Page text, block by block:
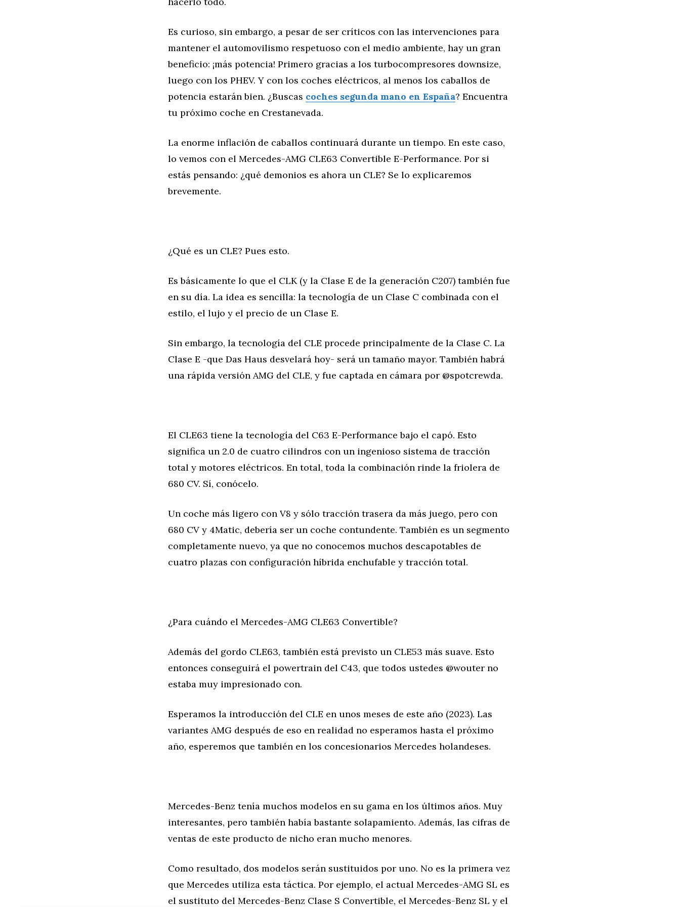
Es curioso, sin embargo, a pesar de ser críticos con las intervenciones para
mantener el automovilismo respetuoso con el medio ambiente, hay un gran
beneficio: ¡más potencia! Primero gracias a los turbocompresores downsize,
luego con los PHEV. Y con los coches eléctricos, al menos los caballos de
potencia estarán bien. ¿Buscas coches segunda mano en España? Encuentra
tu próximo coche en Crestanevada.
La enorme inflación de caballos continuará durante un tiempo. En este caso,
lo vemos con el Mercedes-AMG CLE63 Convertible E-Performance. Por si
estás pensando: ¿qué demonios es ahora un CLE? Se lo explicaremos
brevemente.
¿Qué es un CLE? Pues esto.
Es básicamente lo que el CLK (y la Clase E de la generación C207) también fue
en su día. La idea es sencilla: la tecnología de un Clase C combinada con el
estilo, el lujo y el precio de un Clase E.
Sin embargo, la tecnología del CLE procede principalmente de la Clase C. La
Clase E -que Das Haus desvelará hoy- será un tamaño mayor. También habrá
una rápida versión AMG del CLE, y fue captada en cámara por @spotcrewda.
El CLE63 tiene la tecnología del C63 E-Performance bajo el capó. Esto
significa un 2.0 de cuatro cilindros con un ingenioso sistema de tracción
total y motores eléctricos. En total, toda la combinación rinde la friolera de
680 CV. Sí, conócelo.
Un coche más ligero con V8 y sólo tracción trasera da más juego, pero con
680 CV y 4Matic, debería ser un coche contundente. También es un segmento
completamente nuevo, ya que no conocemos muchos descapotables de
cuatro plazas con configuración híbrida enchufable y tracción total.
¿Para cuándo el Mercedes-AMG CLE63 Convertible?
Además del gordo CLE63, también está previsto un CLE53 más suave. Esto
entonces conseguirá el powertrain del C43, que todos ustedes @wouter no
estaba muy impresionado con.
Esperamos la introducción del CLE en unos meses de este año (2023). Las
variantes AMG después de eso en realidad no esperamos hasta el próximo
año, esperemos que también en los concesionarios Mercedes holandeses.
Mercedes-Benz tenía muchos modelos en su gama en los últimos años. Muy
interesantes, pero también había bastante solapamiento. Además, las cifras de
ventas de este producto de nicho eran mucho menores.
Como resultado, dos modelos serán sustituidos por uno. No es la primera vez
que Mercedes utiliza esta táctica. Por ejemplo, el actual Mercedes-AMG SL es
el sustituto del Mercedes-Benz Clase S Convertible, el Mercedes-Benz SL y el